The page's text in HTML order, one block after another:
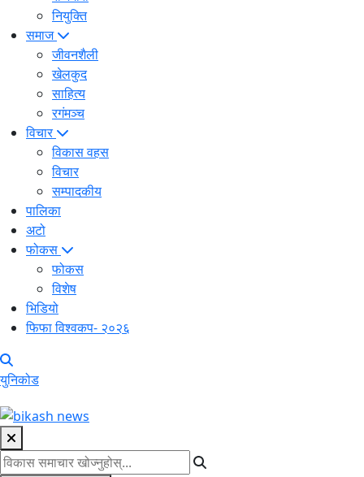
नियुक्ति
समाज
जीवनशैली
खेलकुद
साहित्य
रगंमञ्च
विचार
विकास वहस
विचार
सम्पादकीय
पालिका
अटो
फोकस
फोकस
विशेष
भिडियो
फिफा विश्वकप- २०२६
युनिकोड